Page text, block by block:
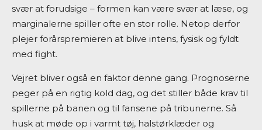
svær at forudsige – formen kan være svær at læse, og
marginalerne spiller ofte en stor rolle. Netop derfor
plejer forårspremieren at blive intens, fysisk og fyldt
med fight.
Vejret bliver også en faktor denne gang. Prognoserne
peger på en rigtig kold dag, og det stiller både krav til
spillerne på banen og til fansene på tribunerne. Så
husk at møde op i varmt tøj, halstørklæder og